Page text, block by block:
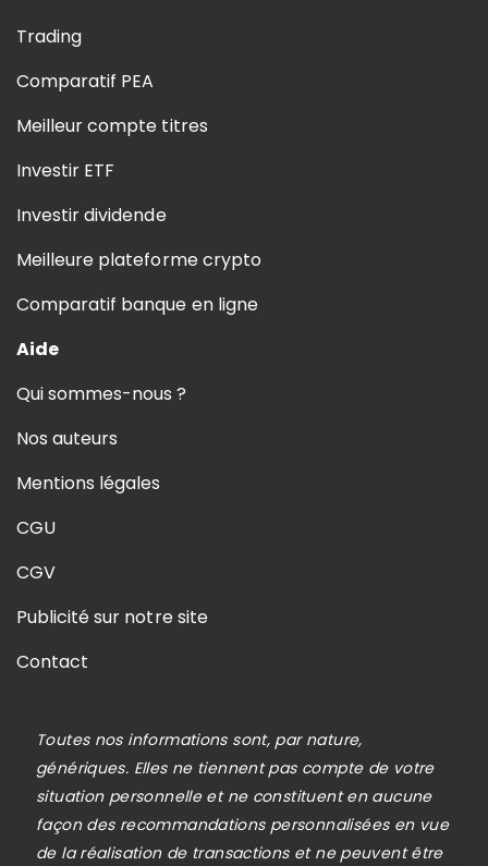
Trading
Comparatif PEA
Meilleur compte titres
Investir ETF
Investir dividende
Meilleure plateforme crypto
Comparatif banque en ligne
Aide
Qui sommes-nous ?
Nos auteurs
Mentions légales
CGU
CGV
Publicité sur notre site
Contact
Toutes nos informations sont, par nature,
génériques. Elles ne tiennent pas compte de votre
situation personnelle et ne constituent en aucune
façon des recommandations personnalisées en vue
de la réalisation de transactions et ne peuvent être